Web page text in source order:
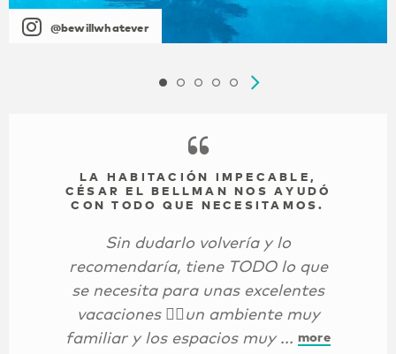
@bewillwhatever
LA HABITACIÓN IMPECABLE,
CÉSAR EL BELLMAN NOS AYUDÓ
CON TODO QUE NECESITAMOS.
Sin dudarlo volvería y lo
recomendaría, tiene TODO lo que
se necesita para unas excelentes
vacaciones ✌🏻un ambiente muy
familiar y los espacios muy ... more